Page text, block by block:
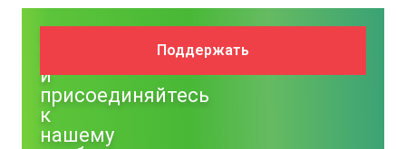
и
присоединяйтесь
к
нашему
Поддержать